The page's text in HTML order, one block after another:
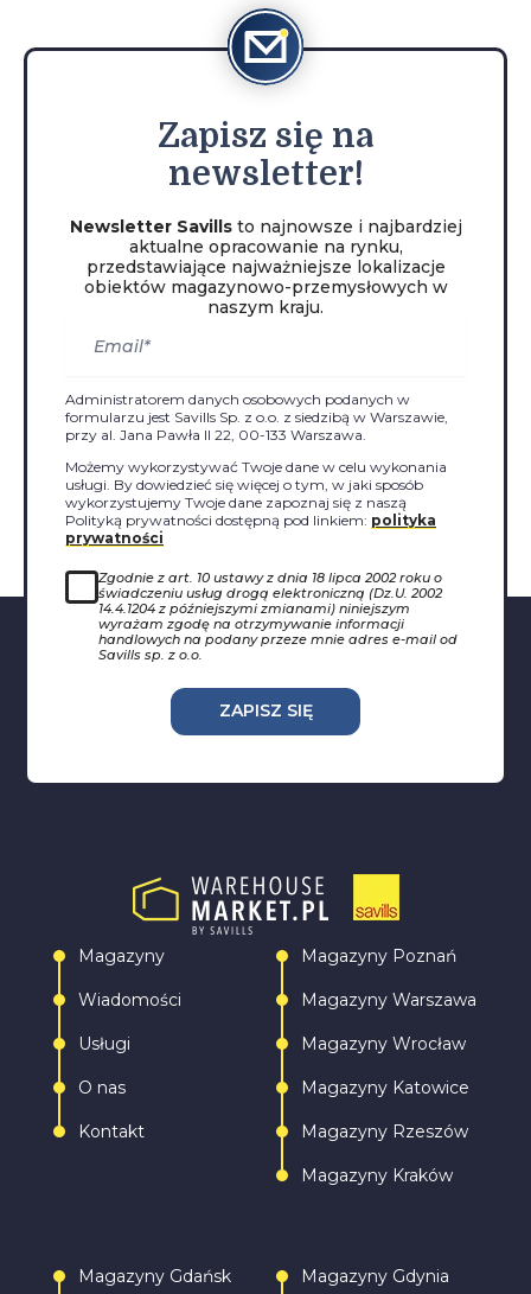
Zapisz się na
newsletter!
Newsletter Savillsto najnowsze i najbardziej
aktualne opracowanie na rynku,
przedstawiające najważniejsze lokalizacje
obiektów magazynowo-przemysłowych w
naszym kraju.
Administratorem danych osobowych podanych w
formularzu jest Savills Sp. z o.o. z siedzibą w Warszawie,
przy al. Jana Pawła II 22, 00-133 Warszawa.
Możemy wykorzystywać Twoje dane w celu wykonania
usługi. By dowiedzieć się więcej o tym, w jaki sposób
wykorzystujemy Twoje dane zapoznaj się z naszą
Polityką prywatności dostępną pod linkiem: polityka
prywatności
Zgodnie z art. 10 ustawy z dnia 18 lipca 2002 roku o
świadczeniu usług drogą elektroniczną (Dz.U. 2002
14.4.1204 z późniejszymi zmianami) niniejszym
wyrażam zgodę na otrzymywanie informacji
handlowych na podany przeze mnie adres e-mail od
Savills sp. z o.o.
ZAPISZ SIĘ
Magazyny
Wiadomości
Usługi
O nas
Kontakt
Magazyny Poznań
Magazyny Warszawa
Magazyny Wrocław
Magazyny Katowice
Magazyny Rzeszów
Magazyny Kraków
Magazyny Gdańsk Magazyny Gdynia